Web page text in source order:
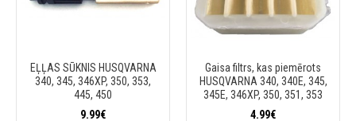
EĻĻAS SŪKNIS HUSQVARNA
340, 345, 346XP, 350, 353,
445, 450
9.99€
Gaisa filtrs, kas piemērots
HUSQVARNA 340, 340E, 345,
345E, 346XP, 350, 351, 353
4.99€